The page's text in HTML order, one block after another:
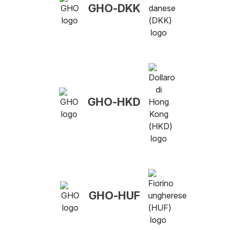
GHO-DKK
GHO-HKD
GHO-HUF